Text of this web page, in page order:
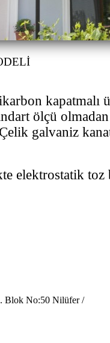
ölçü
Çelik galvaniz
elektrostatik toz
Blok No:50 Nilüfer /